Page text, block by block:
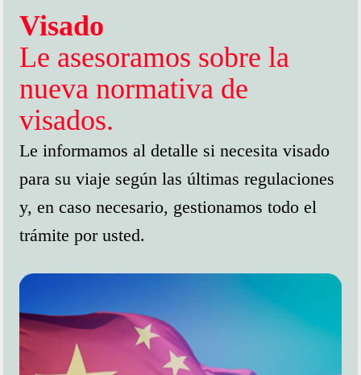
Visado
Le asesoramos sobre la
nueva normativa de
visados.
Le informamos al detalle si necesita visado
para su viaje según las últimas regulaciones
y, en caso necesario, gestionamos todo el
trámite por usted.